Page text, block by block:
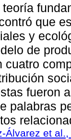
que
y
de
cuatro
fueron
palabras
Álvarez et